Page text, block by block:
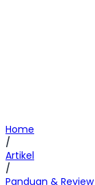
Home
/
Artikel
/
Panduan & Review